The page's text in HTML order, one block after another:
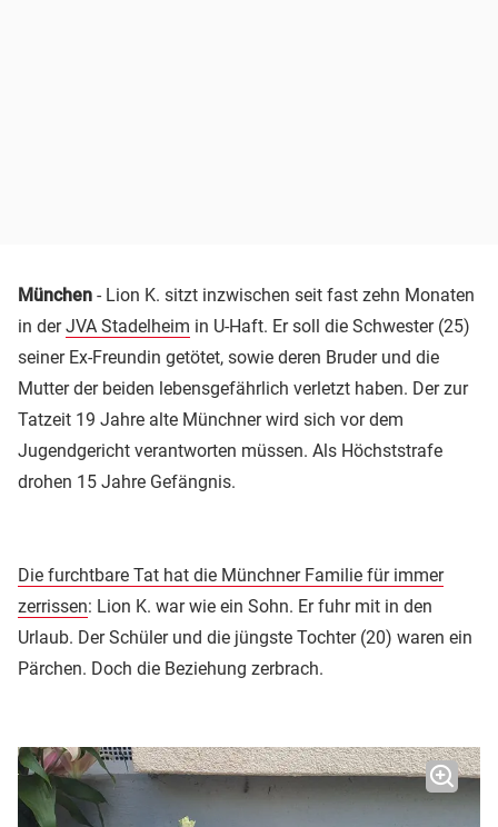
München - Lion K. sitzt inzwischen seit fast zehn Monaten
in derJVA Stadelheim in U-Haft. Er soll die Schwester (25)
seiner Ex-Freundin getötet, sowie deren Bruder und die
Mutter der beiden lebensgefährlich verletzt haben. Der zur
Tatzeit 19 Jahre alte Münchner wird sich vor dem
Jugendgericht verantworten müssen. Als Höchststrafe
drohen 15 Jahre Gefängnis.
Die furchtbare Tat hat die Münchner Familie für immer
zerrissen: Lion K. war wie ein Sohn. Er fuhr mit in den
Urlaub. Der Schüler und die jüngste Tochter (20) waren ein
Pärchen. Doch die Beziehung zerbrach.